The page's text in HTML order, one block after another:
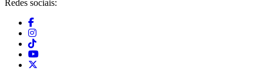
Redes sociais: